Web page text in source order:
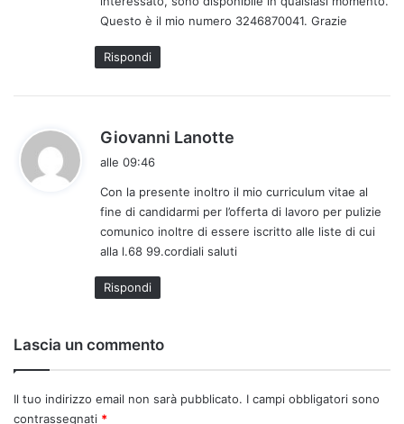
t
t
o
:
Questo è il mio numero 3246870041. Grazie
Rispondi
Giovanni Lanotte
e
t
t
o
alle 09:46
Con la presente inoltro il mio curriculum vitae al
fine di candidarmi per l’offerta di lavoro per pulizie
comunico inoltre di essere iscritto alle liste di cui
alla l.68 99.cordiali saluti
Rispondi
Lascia un commento
Il tuo indirizzo email non sarà pubblicato. I campi obbligatori sono
contrassegnati *